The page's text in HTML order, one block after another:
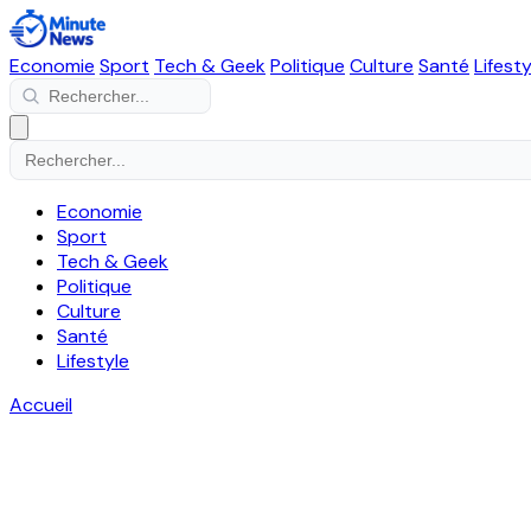
Economie Sport Tech & GeekPolitique Culture Santé
Economie
Sport
Tech & Geek
Politique
Culture
Santé
Lifestyle
Accueil